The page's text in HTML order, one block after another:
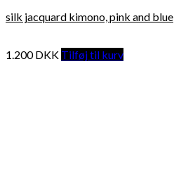
silk jacquard kimono, pink and blue
1.200DKK Tilføj til kurv